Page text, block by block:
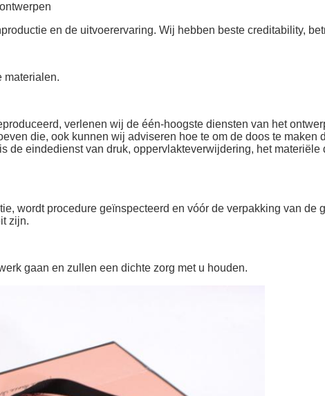
en de uitvoerervaring. Wij hebben beste creditability,
materialen.
verlenen wij de één-hoogste diensten van het
die, ook kunnen wij adviseren hoe te om de doos te
de eindedienst van druk, oppervlakteverwijdering, het
wordt procedure geïnspecteerd en vóór de verpakking van
zijn.
gaan en zullen een dichte zorg met u houden.